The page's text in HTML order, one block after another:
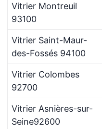
Vitrier Montreuil
93100
Vitrier Saint-Maur-
des-Fossés 94100
Vitrier Colombes
92700
Vitrier Asnières-sur-
Seine92600